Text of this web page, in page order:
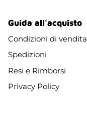
Guida all'acquisto
Condizioni di vendita
Spedizioni
Resi e Rimborsi
Privacy Policy